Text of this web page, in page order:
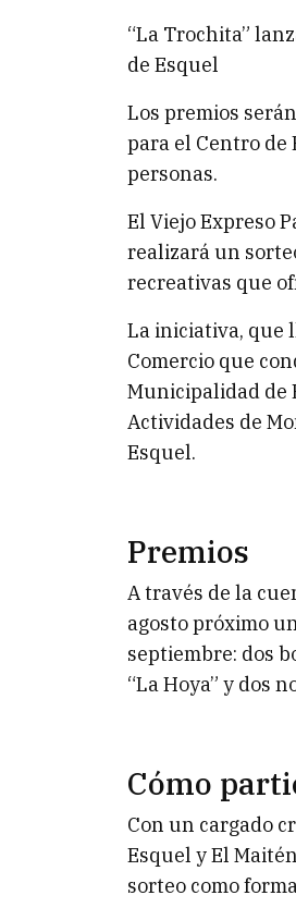
“La Trochita”
de Esquel
Los premios
para el Centro de
personas.
El Viejo Expreso
realizará un
recreativas que
La iniciativa, que
Comercio que
Municipalidad de
Actividades de
Esquel.
Premios
A través de la
agosto próximo
septiembre: dos
“La Hoya” y dos
Cómo
Con un cargado
Esquel y El
sorteo como